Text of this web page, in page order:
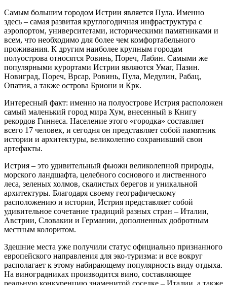
Самым большим городом Истрии является Пула. Именно
здесь – самая развитая круглогодичная инфраструктура с
аэропортом, университетами, историческими памятниками и
всем, что необходимо для более чем комфортабельного
проживания. К другим наиболее крупным городам
полуострова относятся Ровинь, Пореч, Лабин. Самыми же
популярными курортами Истрии являются Умаг, Пазин.
Новиград, Пореч, Врсар, Ровинь, Пула, Медулин, Рабац,
Опатия, а также острова Бриони и Крк.
Интересный факт: именно на полуострове Истрия расположен
самый маленький город мира Хум, внесенный в Книгу
рекордов Гиннеса. Население этого «городка» составляет
всего 17 человек, и сегодня он представляет собой памятник
истории и архитектуры, великолепно сохранивший свои
артефакты.
Истрия – это удивительный фьюжн великолепной природы,
морского ландшафта, целебного соснового и лиственного
леса, зеленых холмов, скалистых берегов и уникальной
архитектуры. Благодаря своему географическому
расположению и истории, Истрия представляет собой
удивительное сочетание традиций разных стран – Италии,
Австрии, Словакии и Германии, дополненных добротным
местным колоритом.
Здешние места уже получили статус официально признанного
европейского направления для эко-туризма: и все вокруг
располагает к этому набирающему популярность виду отдыха.
На виноградниках производится вино, составляющее
реальную конкуренцию знаменитой соседке – Италии, а также